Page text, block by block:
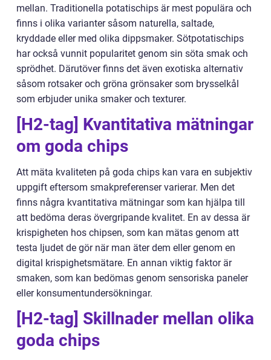
mellan. Traditionella potatischips är mest populära och
finns i olika varianter såsom naturella, saltade,
kryddade eller med olika dippsmaker. Sötpotatischips
har också vunnit popularitet genom sin söta smak och
sprödhet. Därutöver finns det även exotiska alternativ
såsom rotsaker och gröna grönsaker som brysselkål
som erbjuder unika smaker och texturer.
[H2-tag] Kvantitativa mätningar
om goda chips
Att mäta kvaliteten på goda chips kan vara en subjektiv
uppgift eftersom smakpreferenser varierar. Men det
finns några kvantitativa mätningar som kan hjälpa till
att bedöma deras övergripande kvalitet. En av dessa är
krispigheten hos chipsen, som kan mätas genom att
testa ljudet de gör när man äter dem eller genom en
digital krispighetsmätare. En annan viktig faktor är
smaken, som kan bedömas genom sensoriska paneler
eller konsumentundersökningar.
[H2-tag] Skillnader mellan olika
goda chips